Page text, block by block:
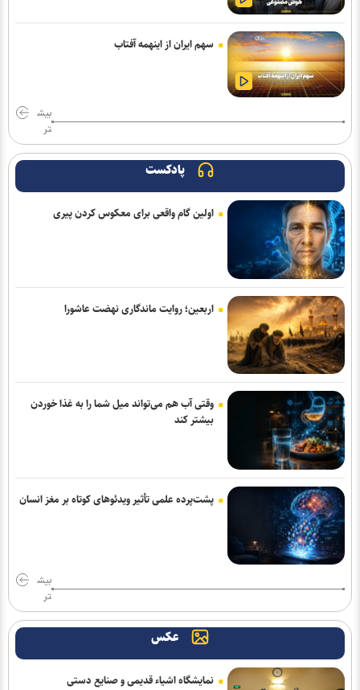
سهم ایران از اینهمه آفتاب
بیش
تر
پادکست
اولین گام واقعی برای معکوس کردن پیری
اربعین؛ روایت ماندگاری نهضت عاشورا
وقتی آب هم می‌تواند میل شما را به غذا خوردن
بیشتر کند
پشت‌پرده علمی تأثیر ویدئو‌های کوتاه بر مغز انسان
بیش
تر
عکس
نمایشگاه اشیاء قدیمی و صنایع دستی